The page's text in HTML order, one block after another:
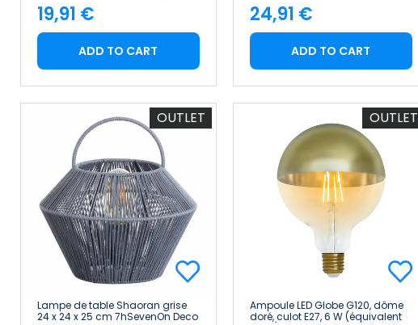
Price
19,91 €
ADD TO CART
Price
24,91 €
ADD TO CART
OUTLET
Lampe de table Shaoran grise
24 x 24 x 25 cm 7hSevenOn Deco
OUTLET
Ampoule LED Globe G120, dôme
doré, culot E27, 6 W (équivalent